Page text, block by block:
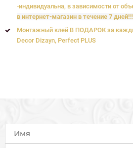
-индивидуальна, в зависимости от
в интернет-магазин в течение 7 дней!!!
Монтажный клей В ПОДАРОК за
Decor Dizayn, Perfect PLUS